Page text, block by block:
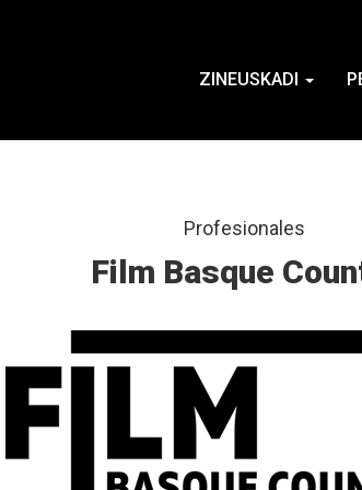
ZINEUSKADI
Profesionales
Film Basque